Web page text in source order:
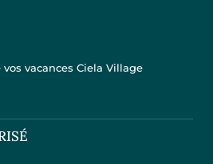
vacances Ciela Village